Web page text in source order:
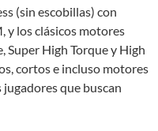
(sin escobillas) con
y los clásicos motores
Super High Torque y High
cortos e incluso motores
que buscan